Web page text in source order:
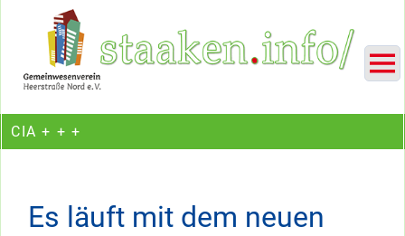
Ein Projekt des Gemeinwesenvereins Heerstraße Nord
CIA + + +
Es läuft mit dem neuen